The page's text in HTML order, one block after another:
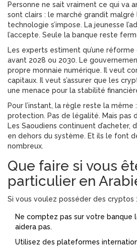
Personne ne sait vraiment ce qui va
sont clairs : le marché grandit malgré
technologie s’impose. La jeunesse
l’accepte. Seule la banque reste
Les experts estiment qu’une
avant 2028 ou 2030. Le
propre monnaie numérique. Il veut
capitaux. Il veut s’assurer que les
une menace pour la stabilité
Pour l’instant, la règle reste la même
protection. Pas de légalité. Mais pas
Les Saoudiens continuent d’acheter,
en dehors du système. Et ils le font
nombreux.
Que faire si vous
particulier en
Si vous voulez posséder des cryptos :
Ne comptez pas sur votre banque
aidera pas.
Utilisez des plateformes